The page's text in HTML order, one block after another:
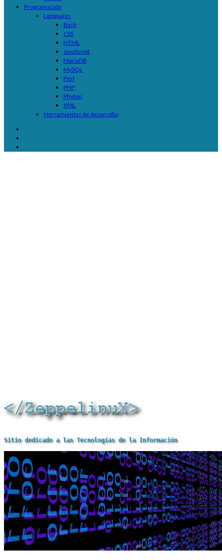
Programación
Lenguajes
Bash
CSS
HTML
JavaScript
MariaDB
MySQL
Perl
PHP
Phyton
XML
Herramientas de desarrollo
Sitio dedicado a las Tecnologías de la Información